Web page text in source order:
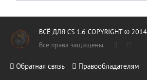
ВСЁ ДЛЯ CS 1.6 COPYRIGHT ©
Все права защищены.
Обратная связь Правообладателям